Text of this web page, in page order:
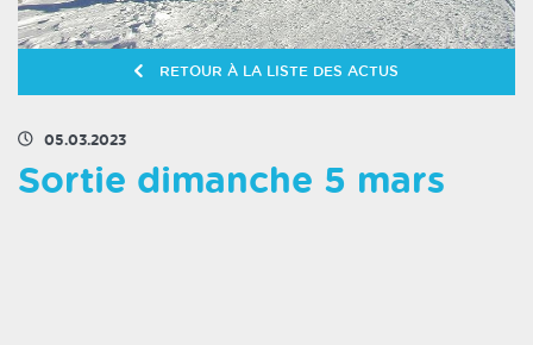
RETOUR À LA LISTE DES ACTUS
05.03.2023
Sortie dimanche 5 mars